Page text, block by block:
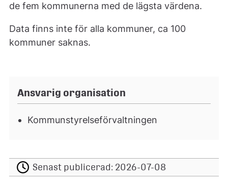
de fem kommunerna med de lägsta värdena.
Data finns inte för alla kommuner, ca 100
kommuner saknas.
Ansvarig organisation
Kommunstyrelseförvaltningen
Senast publicerad: 2026-07-08